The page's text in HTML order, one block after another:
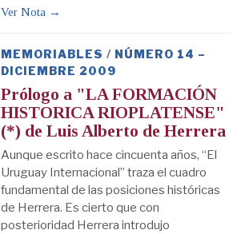
Ver Nota →
MEMORIABLES / NÚMERO 14 –
DICIEMBRE 2009
Prólogo a "LA FORMACIÓN
HISTORICA RIOPLATENSE"
(*) de Luis Alberto de Herrera
Aunque escrito hace cincuenta años, “El
Uruguay Internacional” traza el cuadro
fundamental de las posiciones históricas
de Herrera. Es cierto que con
posterioridad Herrera introdujo